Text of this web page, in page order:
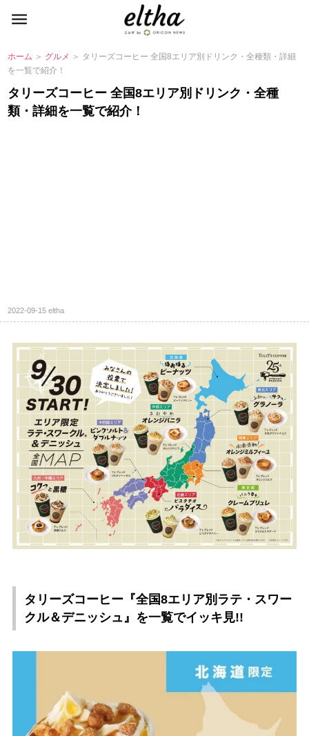
ホーム ＞ グルメ ＞ タリーズコーヒー 全国8エリア別ドリンク・全種類・詳細
を一覧で紹介！
タリーズコーヒー 全国8エリア別ドリンク・全種
類・詳細を一覧で紹介！
2022-09-15eltha
タリーズコーヒー『全国8エリア別ラテ・スワー
クル＆デニッシュ』を一覧でイッキ見!!